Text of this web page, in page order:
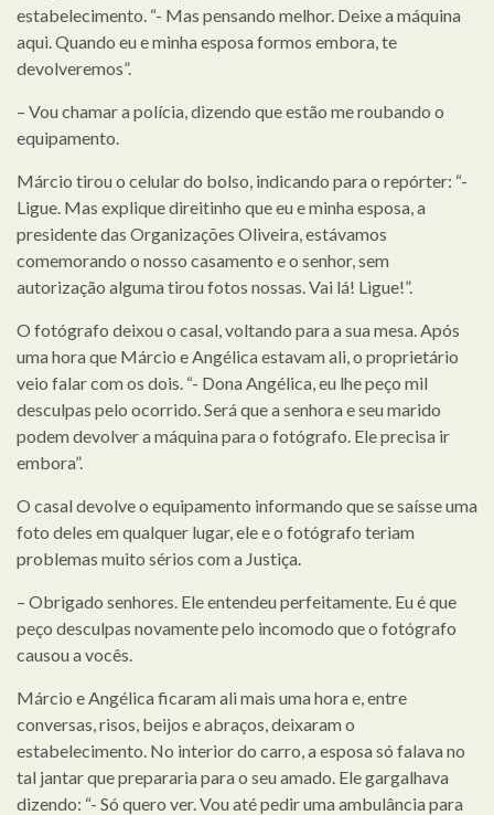
estabelecimento. “- Mas pensando melhor. Deixe a máquina
aqui. Quando eu e minha esposa formos embora, te
devolveremos”.
– Vou chamar a polícia, dizendo que estão me roubando o
equipamento.
Márcio tirou o celular do bolso, indicando para o repórter: “-
Ligue. Mas explique direitinho que eu e minha esposa, a
presidente das Organizações Oliveira, estávamos
comemorando o nosso casamento e o senhor, sem
autorização alguma tirou fotos nossas. Vai lá! Ligue!”.
O fotógrafo deixou o casal, voltando para a sua mesa. Após
uma hora que Márcio e Angélica estavam ali, o proprietário
veio falar com os dois. “- Dona Angélica, eu lhe peço mil
desculpas pelo ocorrido. Será que a senhora e seu marido
podem devolver a máquina para o fotógrafo. Ele precisa ir
embora”.
O casal devolve o equipamento informando que se saísse uma
foto deles em qualquer lugar, ele e o fotógrafo teriam
problemas muito sérios com a Justiça.
– Obrigado senhores. Ele entendeu perfeitamente. Eu é que
peço desculpas novamente pelo incomodo que o fotógrafo
causou a vocês.
Márcio e Angélica ficaram ali mais uma hora e, entre
conversas, risos, beijos e abraços, deixaram o
estabelecimento. No interior do carro, a esposa só falava no
tal jantar que prepararia para o seu amado. Ele gargalhava
dizendo: “- Só quero ver. Vou até pedir uma ambulância para